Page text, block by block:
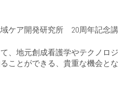
ケア開発研究所 20周年記念講
、 地元創成看護学やテクノロ
ことができる、貴重な機会とな